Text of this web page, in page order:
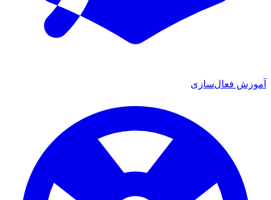
فعال‌سازی